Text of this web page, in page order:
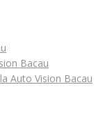
Bacau
Auto Vision Bacau